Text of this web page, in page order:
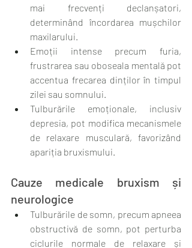
mai frecvenți declanșatori,
determinând încordarea mușchilor
maxilarului.
Emoții intense precum furia,
frustrarea sau oboseala mentală pot
accentua frecarea dinților în timpul
zilei sau somnului.
Tulburările emoționale, inclusiv
depresia, pot modifica mecanismele
de relaxare musculară, favorizând
apariția bruxismului.
Cauze medicale bruxism și
neurologice
Tulburările de somn, precum apneea
obstructivă de somn, pot perturba
ciclurile normale de relaxare și